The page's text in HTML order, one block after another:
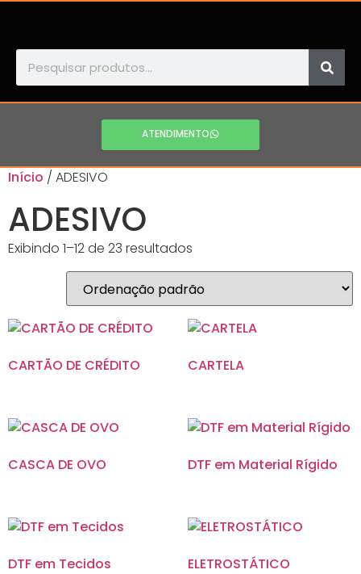
ATENDIMENTO
Início / ADESIVO
ADESIVO
Exibindo 1–12 de 23 resultados
CARTÃO DE CRÉDITO CARTELA
CASCA DE OVO DTF em Material Rígido
DTF em Tecidos ELETROSTÁTICO